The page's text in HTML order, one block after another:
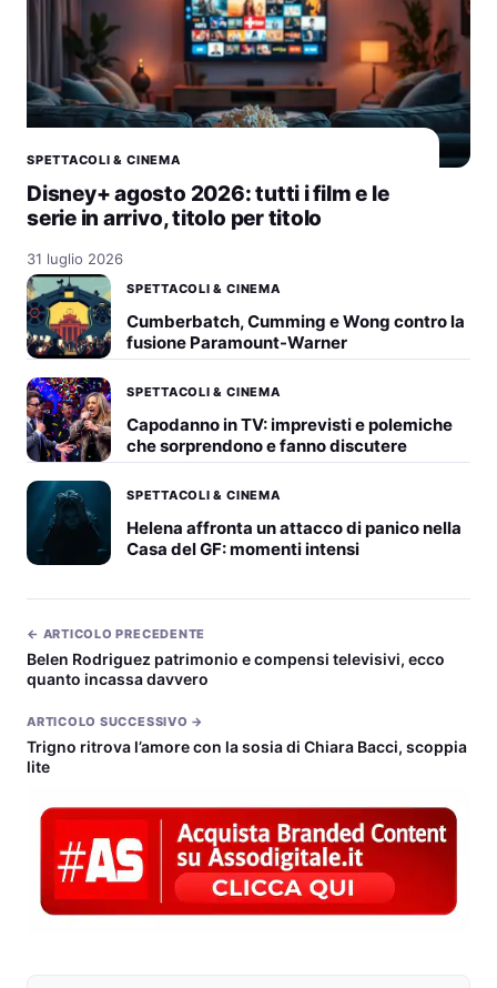
SPETTACOLI & CINEMA
Disney+ agosto 2026: tutti i film e le
serie in arrivo, titolo per titolo
31 luglio 2026
SPETTACOLI & CINEMA
Cumberbatch, Cumming e Wong contro la
fusione Paramount-Warner
SPETTACOLI & CINEMA
Capodanno in TV: imprevisti e polemiche
che sorprendono e fanno discutere
SPETTACOLI & CINEMA
Helena affronta un attacco di panico nella
Casa del GF: momenti intensi
← ARTICOLO PRECEDENTE
Belen Rodriguez patrimonio e compensi televisivi, ecco
quanto incassa davvero
ARTICOLO SUCCESSIVO →
Trigno ritrova l’amore con la sosia di Chiara Bacci, scoppia
lite